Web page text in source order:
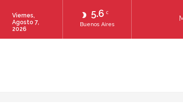
5.6 C
Buenos Aires
Viernes,
Agosto 7,
2026